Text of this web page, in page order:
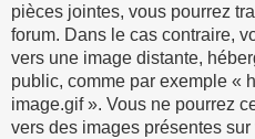
pièces jointes, vous pourrez
forum. Dans le cas contraire,
vers une image distante,
public, comme par exemple «
image.gif ». Vous ne pourrez
vers des images présentes